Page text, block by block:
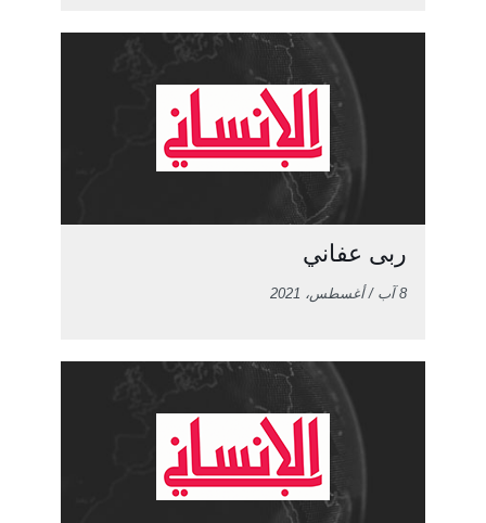
ربى عفاني
8 آب / أغسطس، 2021